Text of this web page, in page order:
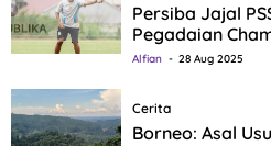
Persiba Jajal
Pegadaian
Alfian 28 Aug 2025
Cerita
Borneo: Asal